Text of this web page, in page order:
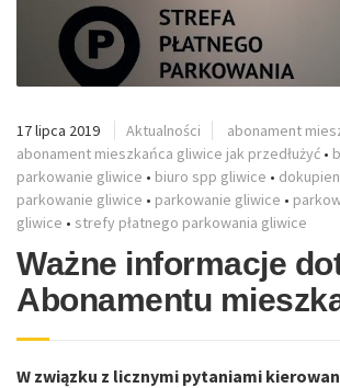
17 lipca 2019 Aktualności abonament
abonament mieszkańca gliwice jak przedłużyć •
parkowanie gliwice • biuro spp gliwice •
parkowanie gliwice • parkowanie gliwice •
gliwice • strefy płatnego parkowania gliwice
Ważne informacje
Abonamentu
W związku z licznymi pytaniami